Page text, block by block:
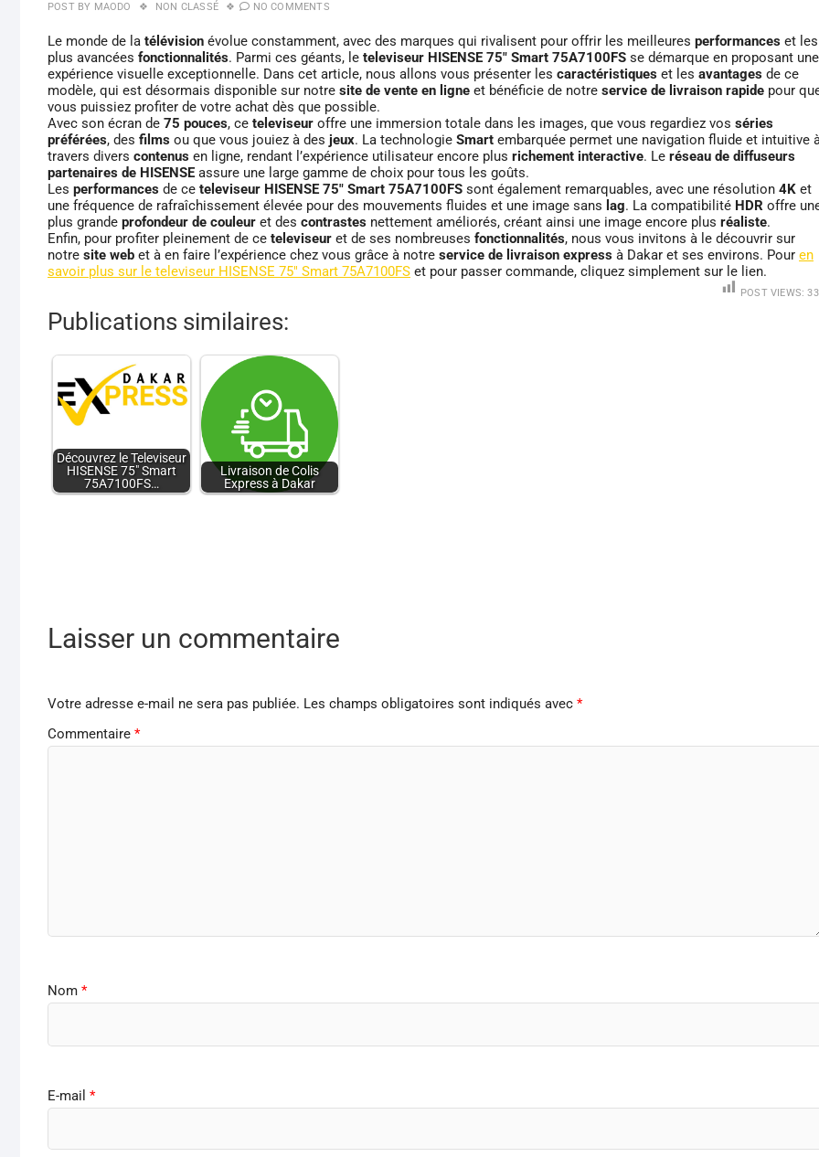
POST BY MAODO NON CLASSÉ NO COMMENTS
Le monde de la télévision évolue constamment, avec des marques qui rivalisent pour offrir les meilleures performances et les
plus avancées fonctionnalités. Parmi ces géants, le televiseur HISENSE 75″ Smart 75A7100FS se démarque en proposant une
expérience visuelle exceptionnelle. Dans cet article, nous allons vous présenter les caractéristiques et les avantages de ce
modèle, qui est désormais disponible sur notre site de vente en ligne et bénéficie de notre service de livraison rapide pour
vous puissiez profiter de votre achat dès que possible.
Avec son écran de 75 pouces, ce televiseur offre une immersion totale dans les images, que vous regardiez vos séries
préférées, des films ou que vous jouiez à des jeux. La technologie Smart embarquée permet une navigation fluide et intuitive
travers divers contenus en ligne, rendant l’expérience utilisateur encore plus richement interactive. Le réseau de diffuseurs
partenaires de HISENSEassure une large gamme de choix pour tous les goûts.
Les performances de ce televiseur HISENSE 75″ Smart 75A7100FS sont également remarquables, avec une résolution 4K et
une fréquence de rafraîchissement élevée pour des mouvements fluides et une image sans lag. La compatibilité HDR offre
plus grande profondeur de couleur et des contrastes nettement améliorés, créant ainsi une image encore plus réaliste.
Enfin, pour profiter pleinement de ce televiseur et de ses nombreuses fonctionnalités, nous vous invitons à le découvrir sur
notre site web et à en faire l’expérience chez vous grâce à notre service de livraison express à Dakar et ses environs. Pour en
savoir plus sur le televiseur HISENSE 75″ Smart 75A7100FS et pour passer commande, cliquez simplement sur le lien.
POST VIEWS:
Publications similaires:
Découvrez le Televiseur
HISENSE 75" Smart
75A7100FS…
Livraison de Colis
Express à Dakar
Laisser un commentaire
Votre adresse e-mail ne sera pas publiée. Les champs obligatoires sont indiqués avec *
Commentaire *
Nom *
E-mail *